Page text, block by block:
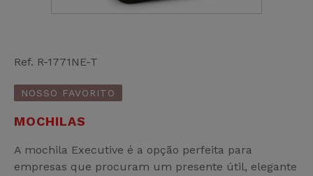
Ref. R-1771NE-T
NOSSO FAVORITO
MOCHILAS
A mochila Executive é a opção perfeita para
empresas que procuram um presente útil, elegante